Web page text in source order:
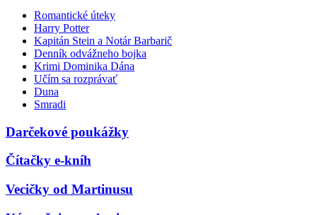
Romantické úteky
Harry Potter
Kapitán Stein a Notár Barbarič
Denník odvážneho bojka
Krimi Dominika Dána
Učím sa rozprávať
Duna
Smradi
Darčekové poukážky
Čítačky e-kníh
Vecičky od Martinusu